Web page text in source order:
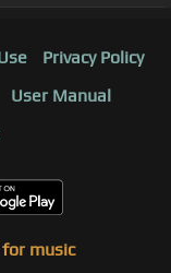
Privacy Policy
User Manual
music